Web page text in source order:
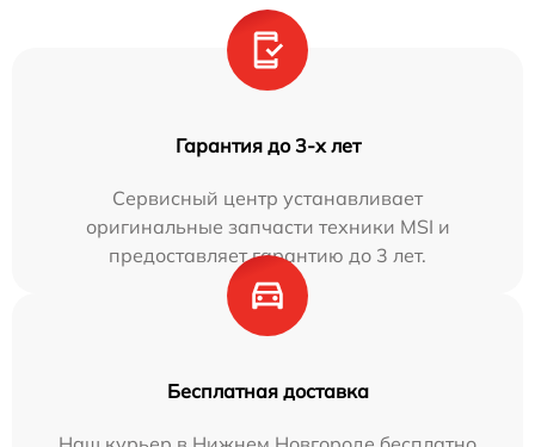
Гарантия до 3-х лет
Сервисный центр устанавливает
оригинальные запчасти техники MSI и
предоставляет гарантию до 3 лет.
Бесплатная доставка